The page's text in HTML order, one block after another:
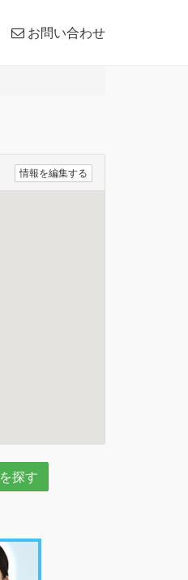
お問い合わせ
情報を編集する
探す